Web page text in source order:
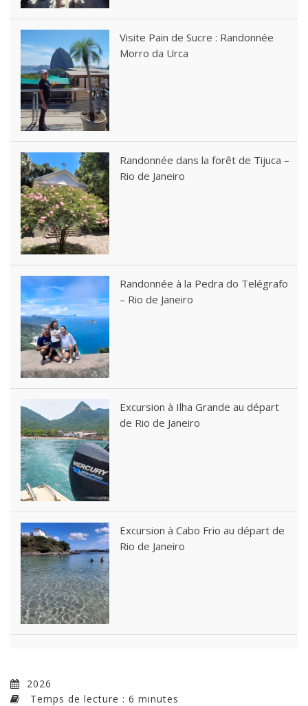
Visite Pain de Sucre : Randonnée
Morro da Urca
Randonnée dans la forêt de Tijuca –
Rio de Janeiro
Randonnée à la Pedra do Telégrafo
– Rio de Janeiro
Excursion à Ilha Grande au départ
de Rio de Janeiro
Excursion à Cabo Frio au départ de
Rio de Janeiro
2026
Temps de lecture : 6 minutes